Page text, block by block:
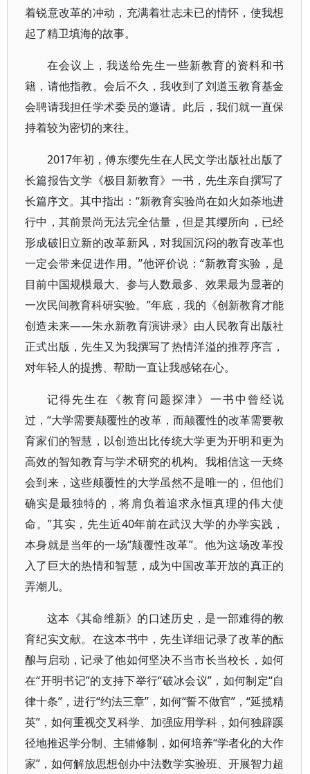
着锐意改革的冲动，充满着壮志未已的情怀，使我想
起了精卫填海的故事。
在会议上，我送给先生一些新教育的资料和书
籍，请他指教。会后不久，我收到了刘道玉教育基金
会聘请我担任学术委员的邀请。此后，我们就一直保
持着较为密切的来往。
2017年初，傅东缨先生在人民文学出版社出版了
长篇报告文学《极目新教育》一书，先生亲自撰写了
长篇序文。其中指出：“新教育实验尚在如火如荼地进
行中，其前景尚无法完全估量，但是其缨所向，已经
形成破旧立新的改革新风，对我国沉闷的教育改革也
一定会带来促进作用。”他评价说：“新教育实验，是
目前中国规模最大、参与人数最多、效果最为显著的
一次民间教育科研实验。”年底，我的《创新教育才能
创造未来——朱永新教育演讲录》由人民教育出版社
正式出版，先生又为我撰写了热情洋溢的推荐序言，
对年轻人的提携、帮助一直让我感铭在心。
记得先生在《教育问题探津》一书中曾经说
过，“大学需要颠覆性的改革，而颠覆性的改革需要教
育家们的智慧，以创造出比传统大学更为开明和更为
高效的智知教育与学术研究的机构。我相信这一天终
会到来，这些颠覆性的大学虽然不是唯一的，但他们
确实是最独特的，将肩负着追求永恒真理的伟大使
命。”其实，先生近40年前在武汉大学的办学实践，
本身就是当年的一场“颠覆性改革”。他为这场改革投
入了巨大的热情和智慧，成为中国改革开放的真正的
弄潮儿。
这本《其命维新》的口述历史，是一部难得的教
育纪实文献。在这本书中，先生详细记录了改革的酝
酿与启动，记录了他如何坚决不当市长当校长，如何
在“开明书记”的支持下举行“破冰会议”，如何制定“自
律十条”，进行“约法三章”，如何“誓不做官”，“延揽精
英”，如何重视交叉科学、加强应用学科，如何独辟蹊
径地推迟学分制、主辅修制，如何培养“学者化的大作
家”，如何解放思想创办中法数学实验班、开展智力超